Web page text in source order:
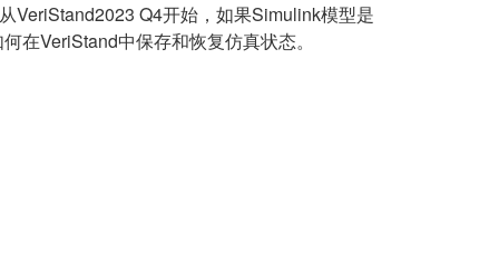
VeriStand2023 Q4开始，如果Simulink模型是
在VeriStand中保存和恢复仿真状态。